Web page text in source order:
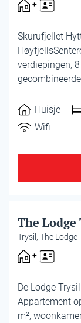
Skurufjellet
verdiepingen,
Huisje
Wifi
Appartement
The Lodge
Trysil, The Lodge
De Lodge
Appartement
m²,